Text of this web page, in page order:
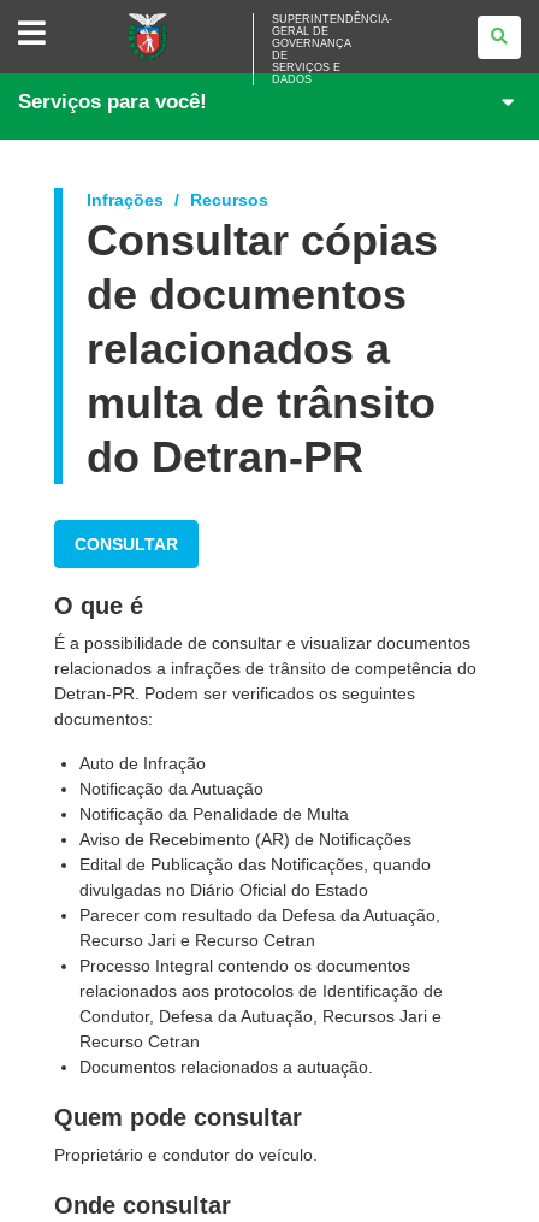
SUPERINTENDÊNCIA-
<BR>GOVERNANÇA
SERVIÇOS
DADOS
SUPERINTENDÊNCIA-
GERAL DE
GOVERNANÇA
DE
SERVIÇOS E
DADOS
Serviços para você!
Infrações Recursos
Consultar cópias
de documentos
relacionados a
multa de trânsito
do Detran-PR
CONSULTAR
O que é
É a possibilidade de consultar e visualizar documentos
relacionados a infrações de trânsito de competência do
Detran-PR. Podem ser verificados os seguintes
documentos:
Auto de Infração
Notificação da Autuação
Notificação da Penalidade de Multa
Aviso de Recebimento (AR) de Notificações
Edital de Publicação das Notificações, quando
divulgadas no Diário Oficial do Estado
Parecer com resultado da Defesa da Autuação,
Recurso Jari e Recurso Cetran
Processo Integral contendo os documentos
relacionados aos protocolos de Identificação de
Condutor, Defesa da Autuação, Recursos Jari e
Recurso Cetran
Documentos relacionados a autuação.
Quem pode consultar
Proprietário e condutor do veículo.
Onde consultar